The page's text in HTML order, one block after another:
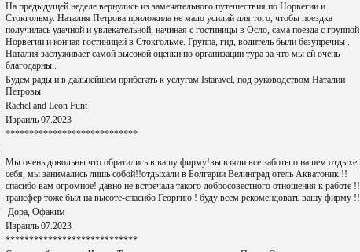
На предыдущей неделе вернулись из замечательного путешествия по Норвегии и
Стокгольму. Наталия Петрова приложила не мало усилий для того, чтобы поездка
получилась удачной и увлекательной, начиная с гостиницы в Осло, сама поезда с
Норвегии и кончая гостиницей в Стокгольме. Группа, гид, водитель были безупречны .
Наталия заслуживает самой высокой оценки по организации тура за что мы ей очень
благодарны .
Будем рады и в дальнейшем прибегать к услугам Istaravel, под руководством Наталии
Петровы
Rachel and Leon Funt
Израиль 07.2023
****************************
Мы очень довольны что обратились в вашу фирму!вы взяли все заботы о нашем отдыхе
себя, мы занимались лишь собой!!отдыхали в Болгарии Велинград отель Акватоник !!
спасибо вам огромное! давно не встречала такого добросовестного отношения к работе !!
трансфер тоже был на высоте-спасибо Георгию ! буду всем рекомендовать вашу фирму
Дора, Офаким
Израиль 07.2023
****************************